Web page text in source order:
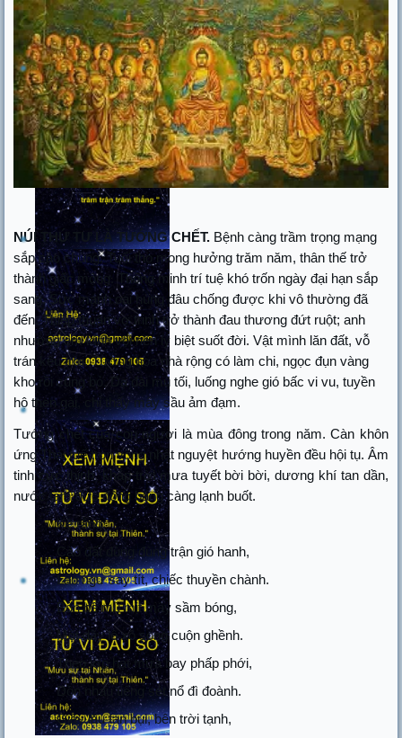
NÚI THỨ TƯ LÀ TƯỚNG CHẾT. Bệnh càng trầm trọng mạng
sắp cáo chung. Tuổi thọ mong hưởng trăm năm, thân thế trở
thành giấc mộng. Thông minh trí tuệ khó trốn ngày đại hạn sắp
sang. Sức mạnh oai hùng đâu chống được khi vô thường đã
đến. Thiếp thuận vợ trinh trở thành đau thương đứt ruột; anh
nhường em kính vội nên ly biệt suốt đời. Vật mình lăn đất, vỗ
trán kêu trời. Tường hoa nhà rộng có làm chi, ngọc đụn vàng
kho rồi cũng bỏ. Dạ đài mù tối, luống nghe gió bấc vi vu, tuyền
hộ then gài, chỉ thấy mây sầu ảm đạm.
Tướng chết của con người là mùa đông trong năm. Càn khôn
ứng Thái tuế tròn vòng,nhật nguyệt hướng huyền đều hội tụ. Âm
tinh cực thịnh,khắp trời mưa tuyết bời bời, dương khí tan dần,
nước tám đức đóng băng càng lạnh buốt.
Kệ rằng:
Cào đất đùng đùng trận gió hanh,
Lão ngư say tít, chiếc thuyền chành.
Bốn bề mù mịt mây sầm bóng,
Một dãy lô xô sóng cuộn ghềnh.
Theo lớp hạt mưa bay phấp phới,
Dồn nhau tiếng sét nổ đì đoành.
Giây lâu tan bụi, bên trời tạnh,